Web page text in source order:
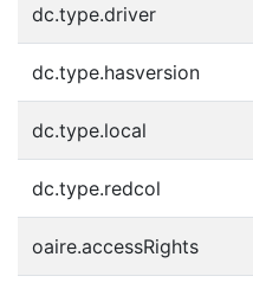
dc.type.driver
dc.type.hasversion
dc.type.local
dc.type.redcol
oaire.accessRights